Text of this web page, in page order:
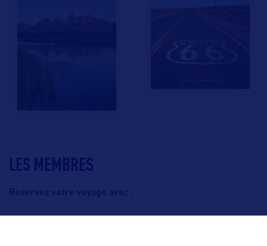
LES MEMBRES
Réservez votre voyage avec :